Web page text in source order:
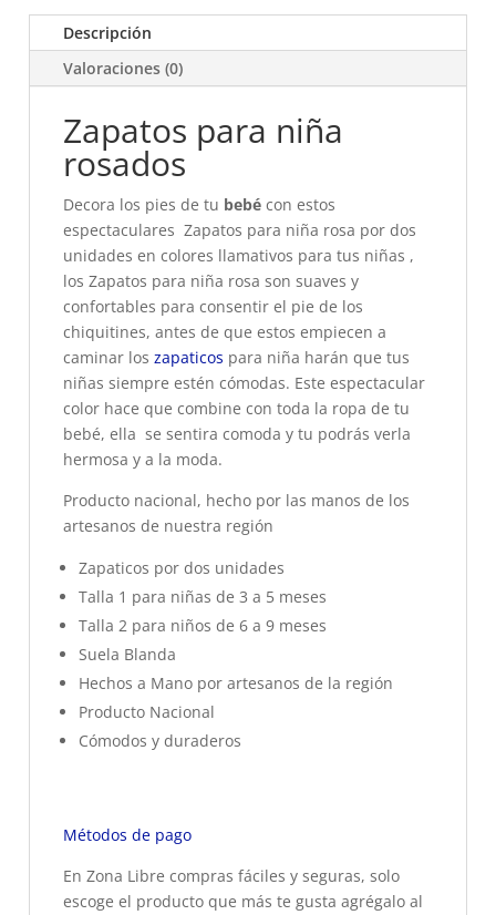
22
cantidad
Descripción
Valoraciones (0)
Zapatos para niña
rosados
Decora los pies de tu bebé con estos
espectaculares Zapatos para niña rosa por dos
unidades en colores llamativos para tus niñas ,
los Zapatos para niña rosa son suaves y
confortables para consentir el pie de los
chiquitines, antes de que estos empiecen a
caminar los zapaticos para niña harán que tus
niñas siempre estén cómodas. Este espectacular
color hace que combine con toda la ropa de tu
bebé, ella se sentira comoda y tu podrás verla
hermosa y a la moda.
Producto nacional, hecho por las manos de los
artesanos de nuestra región
Zapaticos por dos unidades
Talla 1 para niñas de 3 a 5 meses
Talla 2 para niños de 6 a 9 meses
Suela Blanda
Hechos a Mano por artesanos de la región
Producto Nacional
Cómodos y duraderos
Métodos de pago
En Zona Libre compras fáciles y seguras, solo
escoge el producto que más te gusta agrégalo al